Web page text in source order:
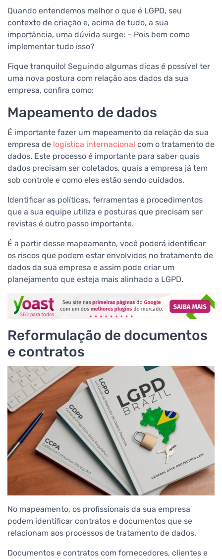
Quando entendemos melhor o que é LGPD, seu
contexto de criação e, acima de tudo, a sua
importância, uma dúvida surge: – Pois bem como
implementar tudo isso?
Fique tranquilo! Seguindo algumas dicas é possível ter
uma nova postura com relação aos dados da sua
empresa, confira como:
Mapeamento de dados
É importante fazer um mapeamento da relação da sua
empresa de logística internacional com o tratamento de
dados. Este processo é importante para saber quais
dados precisam ser coletados, quais a empresa já tem
sob controle e como eles estão sendo cuidados.
Identificar as políticas, ferramentas e procedimentos
que a sua equipe utiliza e posturas que precisam ser
revistas é outro passo importante.
É a partir desse mapeamento, você poderá identificar
os riscos que podem estar envolvidos no tratamento de
dados da sua empresa e assim pode criar um
planejamento que esteja mais alinhado a LGPD.
Reformulação de documentos
e contratos
No mapeamento, os profissionais da sua empresa
podem identificar contratos e documentos que se
relacionam aos processos de tratamento de dados.
Documentos e contratos com fornecedores, clientes e